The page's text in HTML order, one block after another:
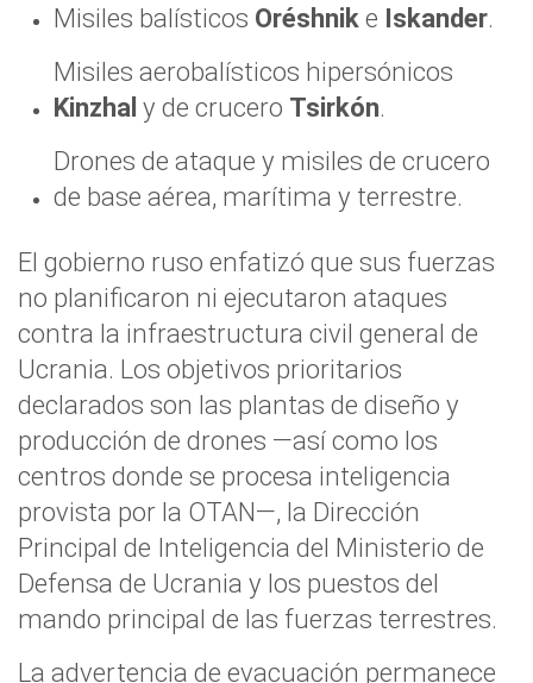
Misiles balísticos Oréshnik e Iskander.
Misiles aerobalísticos hipersónicos
Kinzhal y de crucero Tsirkón.
Drones de ataque y misiles de crucero
de base aérea, marítima y terrestre.
El gobierno ruso enfatizó que sus fuerzas
no planificaron ni ejecutaron ataques
contra la infraestructura civil general de
Ucrania. Los objetivos prioritarios
declarados son las plantas de diseño y
producción de drones —así como los
centros donde se procesa inteligencia
provista por la OTAN—, la Dirección
Principal de Inteligencia del Ministerio de
Defensa de Ucrania y los puestos del
mando principal de las fuerzas terrestres.
La advertencia de evacuación permanece